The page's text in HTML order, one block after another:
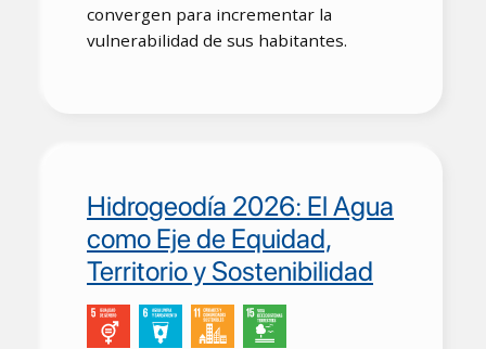
convergen para incrementar la
vulnerabilidad de sus habitantes.
Hidrogeodía 2026: El Agua
como Eje de Equidad,
Territorio y Sostenibilidad